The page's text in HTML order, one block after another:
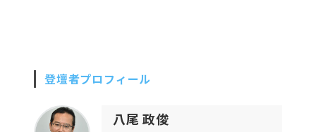
登壇者プロフィール
八尾 政俊